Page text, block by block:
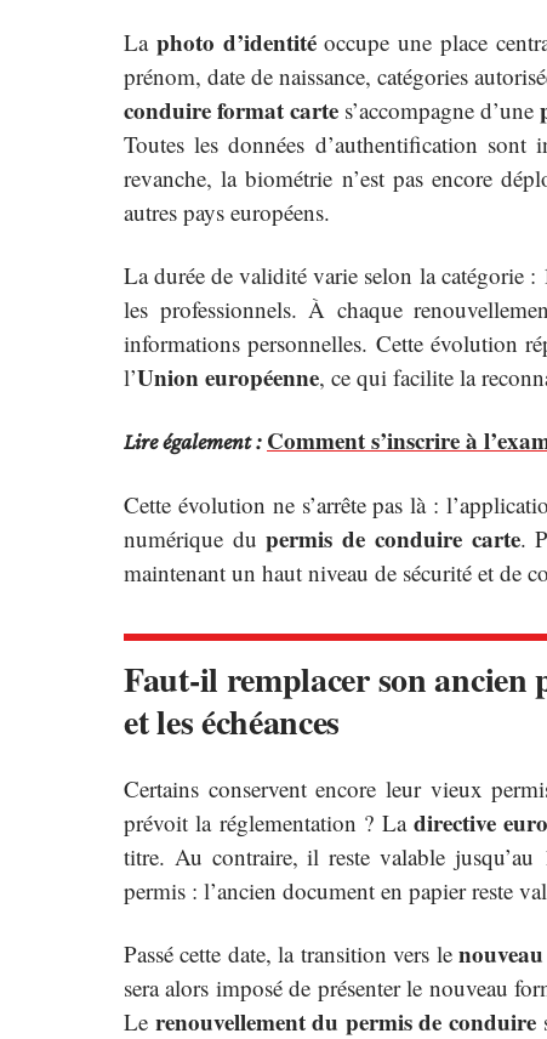
La photo d’identitéoccupe une place
prénom, date de naissance, catégories
conduire format carte s’accompagne d’une
Toutes les données d’authentification
revanche, la biométrie n’est pas encore
autres pays européens.
La durée de validité varie selon la catégorie
les professionnels. À chaque
informations personnelles. Cette évolution
l’Union européenne, ce qui facilite la
Lire également : Comment s’inscrire à
Cette évolution ne s’arrête pas là :
numérique dupermis de conduire carte.
maintenant un haut niveau de sécurité et de
Faut-il remplacer son ancien
et les échéances
Certains conservent encore leur vieux
prévoit la réglementation ? La directive
titre. Au contraire, il reste valable
permis : l’ancien document en papier reste
Passé cette date, la transition vers le
sera alors imposé de présenter le nouveau
Le renouvellement du permis de conduire